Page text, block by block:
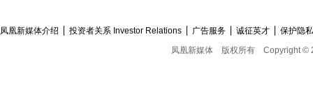
凤凰新媒体介绍 投资者关系 Investor Relations 广告服务 诚征英才
保护隐
凤凰新媒体
版权所有 Copyright ©